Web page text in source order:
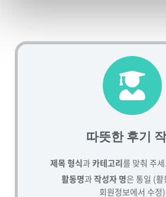
따뜻한 후기
제목 형식과카테고리를 맞춰 주
활동명과작성자 명은 통일 (
회원정보에서 수정)